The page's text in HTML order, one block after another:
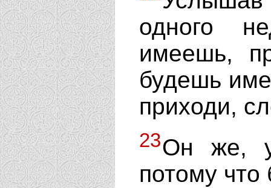
одного
имеешь,
будешь
приходи,
23Он же,
потому что